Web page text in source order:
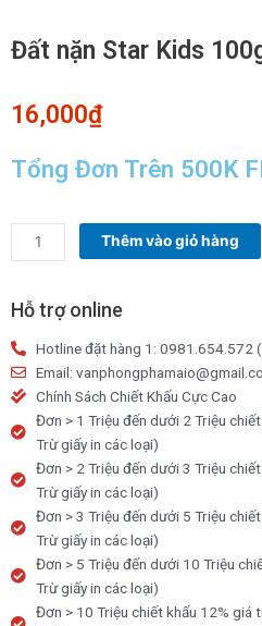
Đất nặn Star Kids
16,000₫
Tổng Đơn Trên 500K
nặn
Kids
8
màu
số
lượng
Thêm vào giỏ hàng
Hỗ trợ online
Hotline đặt hàng 1: 0981.654.572
Email:
Chính Sách Chiết Khấu Cực Cao
Đơn > 1 Triệu đến dưới 2 Triệu
Trừ giấy in các loại)
Đơn > 2 Triệu đến dưới 3 Triệu
Trừ giấy in các loại)
Đơn > 3 Triệu đến dưới 5 Triệu
Trừ giấy in các loại)
Đơn > 5 Triệu đến dưới 10 Triệu
Trừ giấy in các loại)
Đơn > 10 Triệu chiết khấu 12% giá